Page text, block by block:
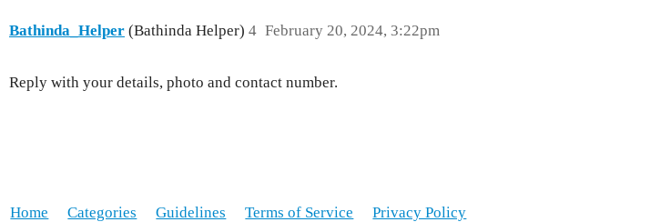
Bathinda_Helper (Bathinda Helper) February 20, 2024, 3:22pm
4
Reply with your details, photo and contact number.
Home Categories Guidelines Terms of Service Privacy Policy